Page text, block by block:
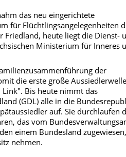
das neu eingerichtete
für Flüchtlingsangelegenheiten
Friedland, heute liegt die Dienst-
Ministerium für Inneres
der
die erste große
Bis heute nimmt das
(GDL) alle in die
auf. Sie durchlaufen
das vom
einem Bundesland
nehmen.